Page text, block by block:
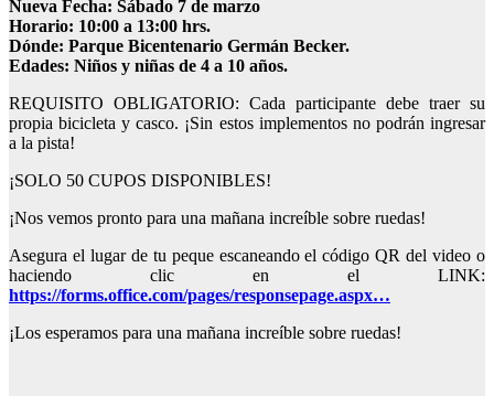
Nueva Fecha: Sábado 7 de marzo
Horario: 10:00 a 13:00 hrs.
Dónde: Parque Bicentenario Germán Becker.
Edades: Niños y niñas de 4 a 10 años.
REQUISITO OBLIGATORIO: Cada participante debe traer su
propia bicicleta y casco. ¡Sin estos implementos no podrán ingresar
a la pista!
¡SOLO 50 CUPOS DISPONIBLES!
¡Nos vemos pronto para una mañana increíble sobre ruedas!
Asegura el lugar de tu peque escaneando el código QR del video o
haciendo clic en el LINK:
https://forms.office.com/pages/responsepage.aspx…
¡Los esperamos para una mañana increíble sobre ruedas!